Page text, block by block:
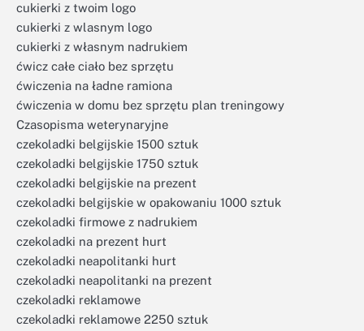
cukierki z twoim logo
cukierki z wlasnym logo
cukierki z własnym nadrukiem
ćwicz całe ciało bez sprzętu
ćwiczenia na ładne ramiona
ćwiczenia w domu bez sprzętu plan treningowy
Czasopisma weterynaryjne
czekoladki belgijskie 1500 sztuk
czekoladki belgijskie 1750 sztuk
czekoladki belgijskie na prezent
czekoladki belgijskie w opakowaniu 1000 sztuk
czekoladki firmowe z nadrukiem
czekoladki na prezent hurt
czekoladki neapolitanki hurt
czekoladki neapolitanki na prezent
czekoladki reklamowe
czekoladki reklamowe 2250 sztuk